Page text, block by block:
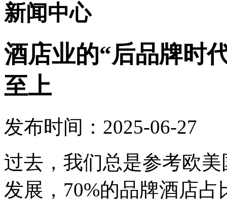
新闻中心
酒店业的“后品牌时
至上
发布时间：2025-06-27
过去，我们总是参考欧
发展，70%的品牌酒店